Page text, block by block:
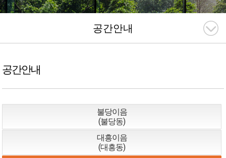
공간안내
공간안내
불당이음
(불당동)
대흥이음
(대흥동)